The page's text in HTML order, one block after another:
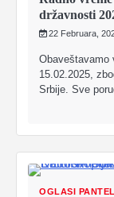
državnosti
22 Februara,
Obaveštavamo
15.02.2025,
Srbije. Sve
OGLASI